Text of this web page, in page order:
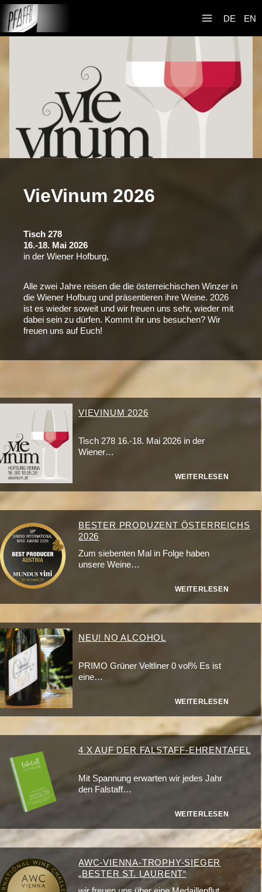
Zum
Inhalt
springen
DE EN
VieVinum 2026
Tisch 278
16.-18. Mai 2026
in der Wiener Hofburg,
Alle zwei Jahre reisen die die österreichischen Winzer in
die Wiener Hofburg und präsentieren ihre Weine. 2026
ist es wieder soweit und wir freuen uns sehr, wieder mit
dabei sein zu dürfen. Kommt ihr uns besuchen? Wir
freuen uns auf Euch!
VIEVINUM 2026
Tisch 278 16.-18. Mai 2026 in der
Wiener…
WEITERLESEN
BESTER PRODUZENT ÖSTERREICHS
2026
Zum siebenten Mal in Folge haben
unsere Weine…
WEITERLESEN
NEU! NO ALCOHOL
PRIMO Grüner Veltliner 0 vol% Es ist
eine…
WEITERLESEN
4 X AUF DER FALSTAFF-EHRENTAFEL
Mit Spannung erwarten wir jedes Jahr
den Falstaff…
WEITERLESEN
AWC-VIENNA-TROPHY-SIEGER
„BESTER ST. LAURENT“